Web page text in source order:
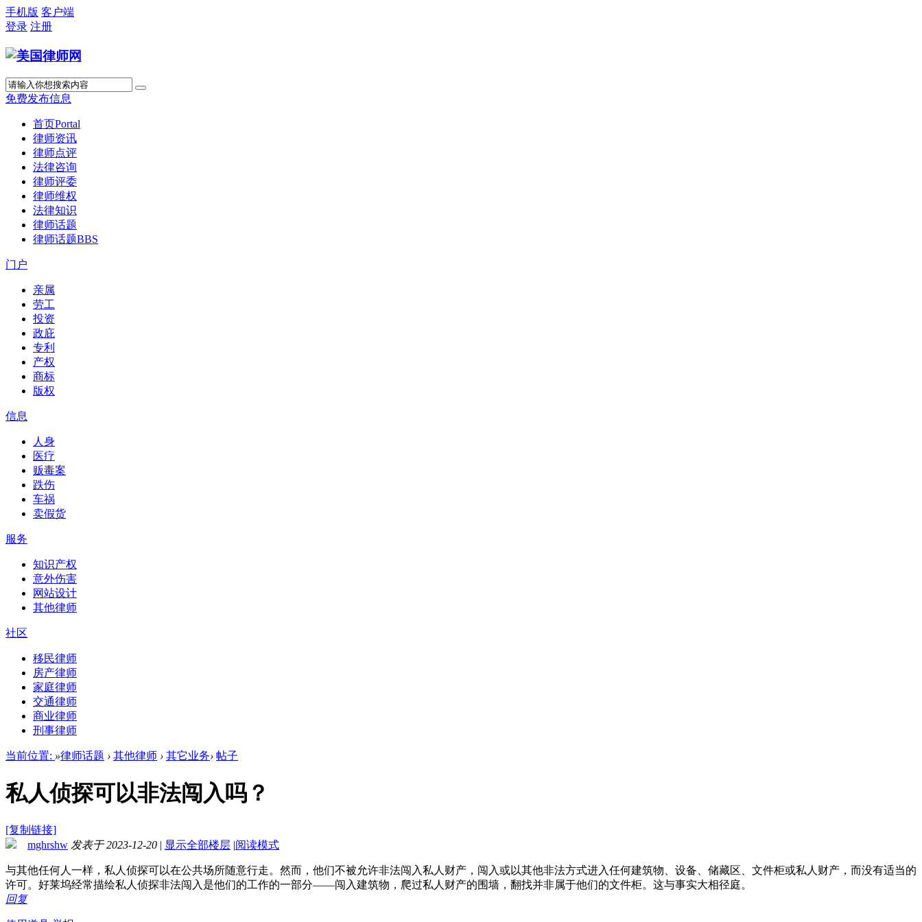
手机版 客户端
登录 注册
免费发布信息
首页Portal
律师资讯
律师点评
法律咨询
律师评委
律师维权
法律知识
律师话题
律师话题BBS
门户
亲属
劳工
投资
政庇
专利
产权
商标
版权
信息
人身
医疗
贩毒案
跌伤
车祸
卖假货
服务
知识产权
意外伤害
网站设计
其他律师
社区
移民律师
房产律师
家庭律师
交通律师
商业律师
刑事律师
当前位置: »律师话题 › 其他律师 › 其它业务› 帖子
私人侦探可以非法闯入吗？
[复制链接]
mghrshw 发表于 2023-12-20 | 显示全部楼层 |阅读模式
与其他任何人一样，私人侦探可以在公共场所随意行走。然而，他们不被允许非法闯入私人财产，闯入或以其他非法方式进入任何建筑物、设备、储藏区、文件柜或私人财产，而没有适当的
许可。好莱坞经常描绘私人侦探非法闯入是他们的工作的一部分——闯入建筑物，爬过私人财产的围墙，翻找并非属于他们的文件柜。这与事实大相径庭。
回复